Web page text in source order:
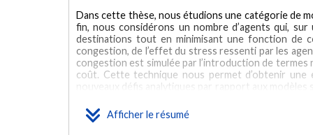
Afficher le résumé
Dans cette thèse, nous étudions une catégorie de
fin, nous considérons un nombre d’agents qui,
destinations tout en minimisant une fonction de
congestion, de l’effet du stress ressenti par les
congestion est simulée par l’introduction de
coût. Cette technique nous permet d’obtenir une
nouveaux défis analytiques par rapport aux
du modèle non coopératif, où chaque agent
méthodologie des jeux à champ moyen pour